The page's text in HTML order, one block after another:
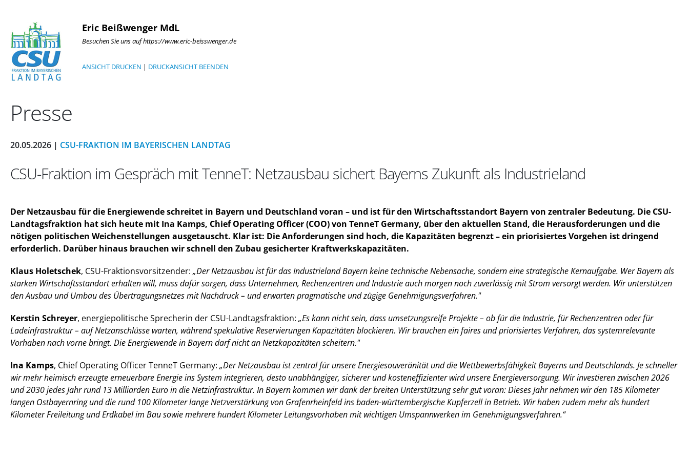
Eric Beißwenger MdL
Besuchen Sie uns auf https://www.eric-beisswenger.de
ANSICHT DRUCKEN | DRUCKANSICHT BEENDEN
Presse
20.05.2026 | CSU-FRAKTION IM BAYERISCHEN LANDTAG
CSU-Fraktion im Gespräch mit TenneT: Netzausbau sichert Bayerns Zukunft als Industrieland
Der Netzausbau für die Energiewende schreitet in Bayern und Deutschland voran – und ist für den Wirtschaftsstandort Bayern von zentraler Bedeutung. Die CSU-
Landtagsfraktion hat sich heute mit Ina Kamps, Chief Operating Officer (COO) von TenneT Germany, über den aktuellen Stand, die Herausforderungen und die
nötigen politischen Weichenstellungen ausgetauscht. Klar ist: Die Anforderungen sind hoch, die Kapazitäten begrenzt – ein priorisiertes Vorgehen ist dringend
erforderlich. Darüber hinaus brauchen wir schnell den Zubau gesicherter Kraftwerkskapazitäten.
Klaus Holetschek, CSU-Fraktionsvorsitzender: Der Netzausbau ist für das Industrieland Bayern keine technische Nebensache, sondern eine strategische Kernaufgabe. Wer Bayern als
starken Wirtschaftsstandort erhalten will, muss dafür sorgen, dass Unternehmen, Rechenzentren und Industrie auch morgen noch zuverlässig mit Strom versorgt werden. Wir unterstützen
den Ausbau und Umbau des Übertragungsnetzes mit Nachdruck – und erwarten pragmatische und zügige Genehmigungsverfahren."
Kerstin Schreyer, energiepolitische Sprecherin der CSU-Landtagsfraktion: Es kann nicht sein, dass umsetzungsreife Projekte – ob für die Industrie, für Rechenzentren oder für
Ladeinfrastruktur – auf Netzanschlüsse warten, während spekulative Reservierungen Kapazitäten blockieren. Wir brauchen ein faires und priorisiertes Verfahren, das systemrelevante
Vorhaben nach vorne bringt. Die Energiewende in Bayern darf nicht an Netzkapazitäten scheitern."
Ina Kamps, Chief Operating Officer TenneT Germany: Der Netzausbau ist zentral für unsere Energiesouveränität und die Wettbewerbsfähigkeit Bayerns und Deutschlands. Je schneller
wir mehr heimisch erzeugte erneuerbare Energie ins System integrieren, desto unabhängiger, sicherer und kosteneffizienter wird unsere Energieversorgung. Wir investieren zwischen 2026
und 2030 jedes Jahr rund 13 Milliarden Euro in die Netzinfrastruktur. In Bayern kommen wir dank der breiten Unterstützung sehr gut voran: Dieses Jahr nehmen wir den 185 Kilometer
langen Ostbayernring und die rund 100 Kilometer lange Netzverstärkung von Grafenrheinfeld ins baden-württembergische Kupferzell in Betrieb. Wir haben zudem mehr als hundert
Kilometer Freileitung und Erdkabel im Bau sowie mehrere hundert Kilometer Leitungsvorhaben mit wichtigen Umspannwerken im Genehmigungsverfahren.“